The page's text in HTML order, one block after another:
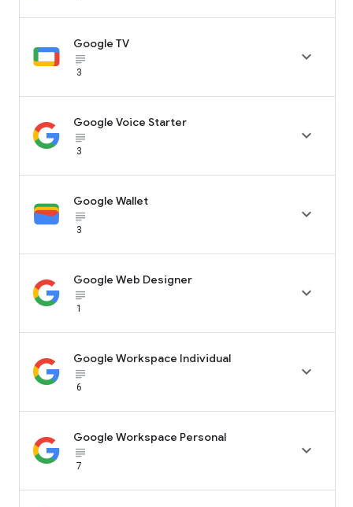
Google TV
subject_black
3

Google Voice Starter
subject_black
3

Google Wallet
subject_black
3

Google Web Designer
subject_black
1

Google Workspace Individual
subject_black
6

Google Workspace Personal
subject_black
7
